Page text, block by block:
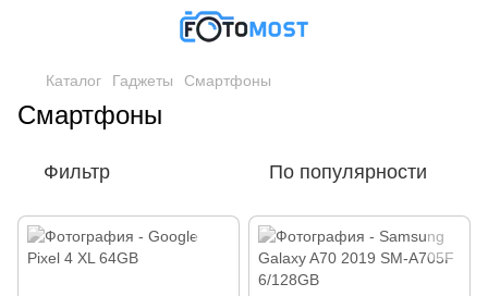
Каталог Гаджеты Смартфоны
Смартфоны
Фильтр По популярности